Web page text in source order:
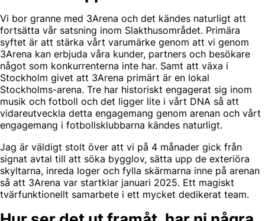
Vi bor granne med 3Arena och det kändes naturligt att
fortsätta vår satsning inom Slakthusområdet. Primära
syftet är att stärka vårt varumärke genom att vi genom
3Arena kan erbjuda våra kunder, partners och besökare
något som konkurrenterna inte har. Samt att växa i
Stockholm givet att 3Arena primärt är en lokal
Stockholms-arena. Tre har historiskt engagerat sig inom
musik och fotboll och det ligger lite i vårt DNA så att
vidareutveckla detta engagemang genom arenan och vårt
engagemang i fotbollsklubbarna kändes naturligt.
Jag är väldigt stolt över att vi på 4 månader gick från
signat avtal till att söka bygglov, sätta upp de exteriöra
skyltarna, inreda loger och fylla skärmarna inne på arenan
så att 3Arena var startklar januari 2025. Ett magiskt
tvärfunktionellt samarbete i ett mycket dedikerat team.